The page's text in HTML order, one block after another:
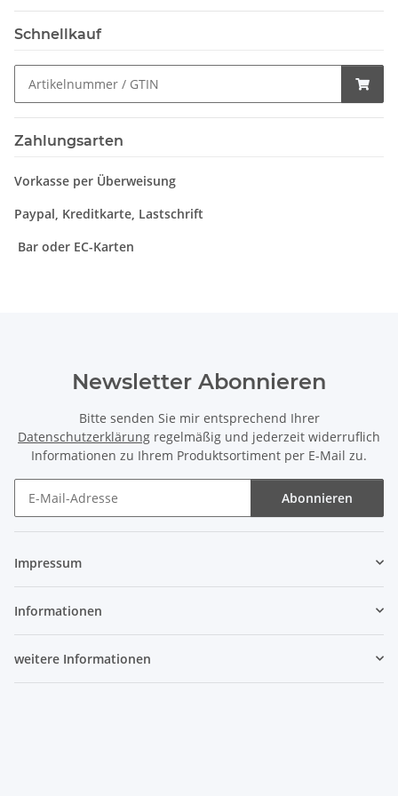
Schnellkauf
Zahlungsarten
Vorkasse per Überweisung
Paypal, Kreditkarte, Lastschrift
Bar oder EC-Karten
Newsletter Abonnieren
Bitte senden Sie mir entsprechend Ihrer
Datenschutzerklärung regelmäßig und jederzeit widerruflich
Informationen zu Ihrem Produktsortiment per E-Mail zu.
Abonnieren
Impressum
Informationen
weitere Informationen